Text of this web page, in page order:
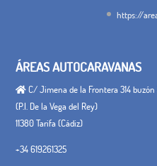
https://
ÁREAS AUTOCARAVANAS
C/ Jimena de la Frontera 314 buzón
(P.I. De la Vega del Rey)
11380 Tarifa (Cádiz)
+34 619261325